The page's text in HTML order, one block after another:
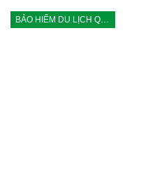
BẢO HIỂM DU LỊCH QUỐC TẾ